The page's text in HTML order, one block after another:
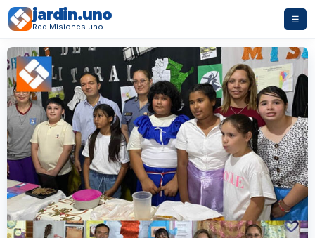
jardin.uno
Red Misiones.uno
☰